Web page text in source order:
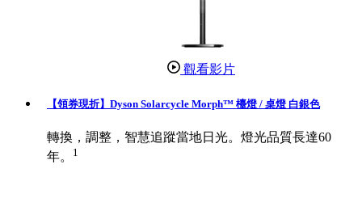
觀看影片
【領券現折】Dyson Solarcycle Morph™ 檯燈 / 桌燈 白銀色
轉換，調整，智慧追蹤當地日光。燈光品質長達60
年。
1